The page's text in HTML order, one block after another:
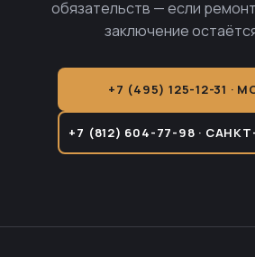
обязательств — если
заключение
+7 (495) 125-12-31 ·
+7 (812) 604-77-98 ·